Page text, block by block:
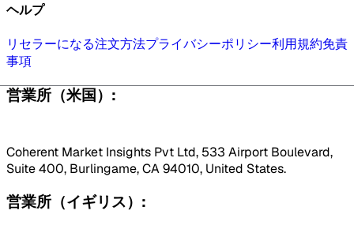
ヘルプ
リセラーになる注文方法プライバシーポリシー利用規約免責
事項
営業所（米国）:
Coherent Market Insights Pvt Ltd, 533 Airport Boulevard,
Suite 400, Burlingame, CA 94010, United States.
営業所（イギリス）: